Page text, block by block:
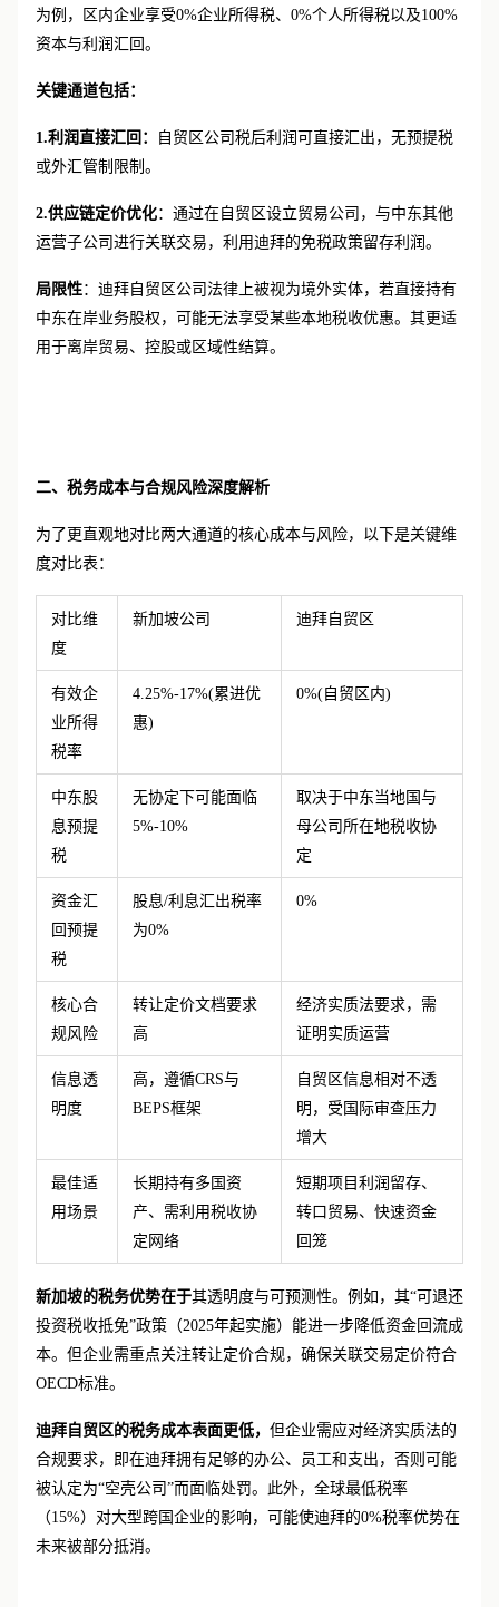
其核心优势在于零税率环境和自由的资金流动。以IFZA自由区
为例，区内企业享受0%企业所得税、0%个人所得税以及100%
1.利润直接汇回：
2.供应链定价优化：通过在自贸区设立贸易公司，与中东其他
局限性：迪拜自贸区公司法律上被视为境外实体，若直接持有
中东在岸业务股权，可能无法享受某些本地税收优惠。其更适
为了更直观地对比两大通道的核心成本与风险，以下是关键维
对比维
度
有效企
业所得
税率
4.25%-17%(累进优
中东股
息预提
税
无协定下可能面临
取决于中东当地国与
母公司所在地税收协
定
资金汇
回预提
税
股息/利息汇出税率
核心合
规风险
转让定价文档要求
高
经济实质法要求，需
证明实质运营
信息透
高，遵循CRS与
自贸区信息相对不透
明，受国际审查压力
增大
最佳适
长期持有多国资
产、需利用税收协
定网络
短期项目利润留存、
转口贸易、快速资金
回笼
新加坡的税务优势在于其透明度与可预测性。例如，其“可退还
投资税收抵免”政策（2025年起实施）能进一步降低资金回流成
本。但企业需重点关注转让定价合规，确保关联交易定价符合
迪拜自贸区的税务成本表面更低，但企业需应对经济实质法的
合规要求，即在迪拜拥有足够的办公、员工和支出，否则可能
被认定为“空壳公司”而面临处罚。此外，全球最低税率
（15%）对大型跨国企业的影响，可能使迪拜的0%税率优势在